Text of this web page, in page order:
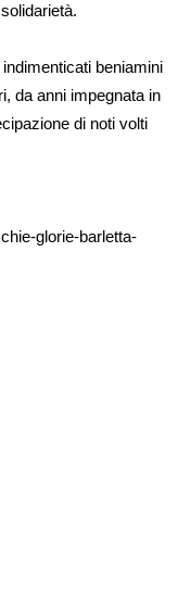
beniamini
da anni impegnata in
di noti volti
glorie-barletta-